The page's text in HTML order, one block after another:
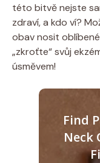
této bitvě nejste
zdraví,⁤ a kdo ví?
obav nosit
„zkroťte“ svůj
úsměvem!
Find
Neck